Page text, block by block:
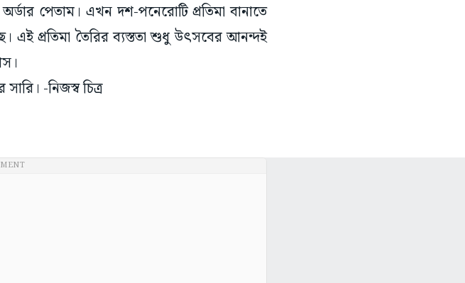
পেতাম। এখন দশ-পনেরোটি প্রতিমা বানাতে
এই প্রতিমা তৈরির ব্যস্ততা শুধু উৎসবের আনন্দই
-নিজস্ব চিত্র